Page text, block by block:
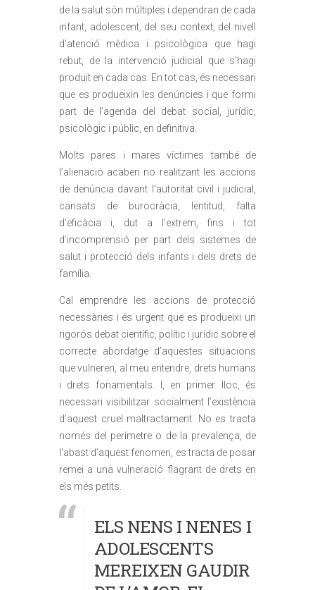
de la salut són múltiples i dependran de cada
infant, adolescent, del seu context, del nivell
d’atenció mèdica i psicològica que hagi
rebut, de la intervenció judicial que s’hagi
produït en cada cas. En tot cas, és necessari
que es produeixin les denúncies i que formi
part de l’agenda del debat social, jurídic,
psicològic i públic, en definitiva.
Molts pares i mares víctimes també de
l’alienació acaben no realitzant les accions
de denúncia davant l’autoritat civil i judicial,
cansats de burocràcia, lentitud, falta
d’eficàcia i, dut a l’extrem, fins i tot
d’incomprensió per part dels sistemes de
salut i protecció dels infants i dels drets de
família.
Cal emprendre les accions de protecció
necessàries i és urgent que es produeixi un
rigorós debat científic, polític i jurídic sobre el
correcte abordatge d’aquestes situacions
que vulneren, al meu entendre, drets humans
i drets fonamentals. I, en primer lloc, és
necessari visibilitzar socialment l’existència
d’aquest cruel maltractament. No es tracta
només del perímetre o de la prevalença, de
l’abast d’aquest fenomen, es tracta de posar
remei a una vulneració flagrant de drets en
els més petits.
ELS NENS I NENES I
ADOLESCENTS
MEREIXEN GAUDIR